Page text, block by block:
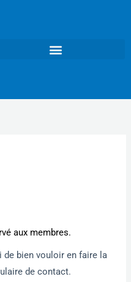
aux membres.
de bien vouloir en faire la
de contact.